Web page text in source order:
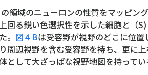
領域のニューロンの性質をマッピン
回る鋭い色選択性を示した細胞と（
。 図４Bは受容野が視野のどこに位
周辺視野を含む受容野を持ち、更に
として大ざっぱな視野地図を持ってい